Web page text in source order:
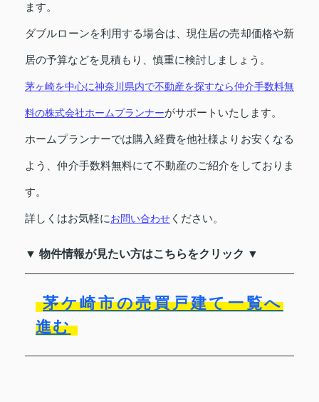
ます。
ダブルローンを利用する場合は、現住居の売却価格や新
居の予算などを見積もり、慎重に検討しましょう。
茅ヶ崎を中心に神奈川県内で不動産を探すなら仲介手数料無
料の株式会社ホームプランナーがサポートいたします。
ホームプランナーでは購入経費を他社様よりお安くなる
よう、仲介手数料無料にて不動産のご紹介をしておりま
す。
詳しくはお気軽にお問い合わせ ください。
▼ 物件情報が見たい方はこちらをクリック ▼
茅ケ崎市の売買戸建て一覧へ
進む